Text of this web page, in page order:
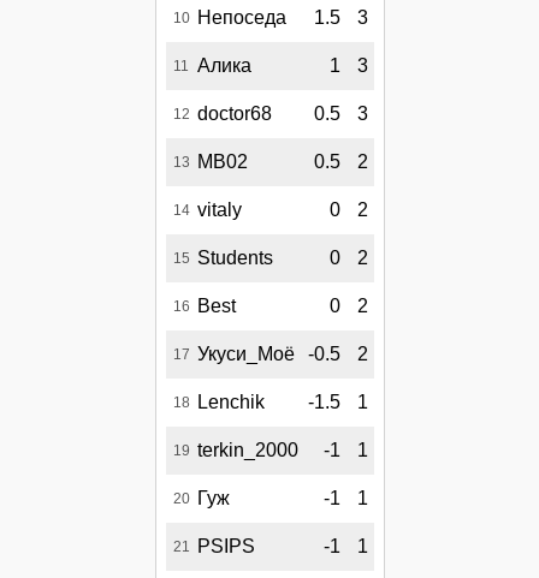
10 Непоседа 1.5 3
11 Алика 1 3
12 doctor68 0.5 3
13 МВ02 0.5 2
14 vitaly 0 2
15 Students 0 2
16 Best 0 2
17 Укуси_Моё -0.5 2
18 Lenchik -1.5 1
19 terkin_2000 -1 1
20 Гуж -1 1
21 PSIPS -1 1